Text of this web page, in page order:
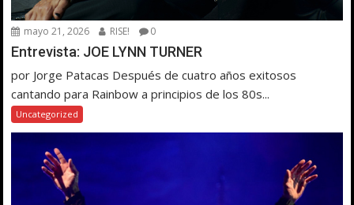
mayo 21, 2026 RISE! 0
Entrevista: JOE LYNN TURNER
por Jorge Patacas Después de cuatro años exitosos
cantando para Rainbow a principios de los 80s...
Uncategorized